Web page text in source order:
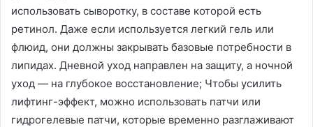
использовать сыворотку, в составе которой есть
ретинол. Даже если используется легкий гель или
флюид, они должны закрывать базовые потребности в
липидах. Дневной уход направлен на защиту, а ночной
уход — на глубокое восстановление; Чтобы усилить
лифтинг-эффект, можно использовать патчи или
гидрогелевые патчи, которые временно разглаживают